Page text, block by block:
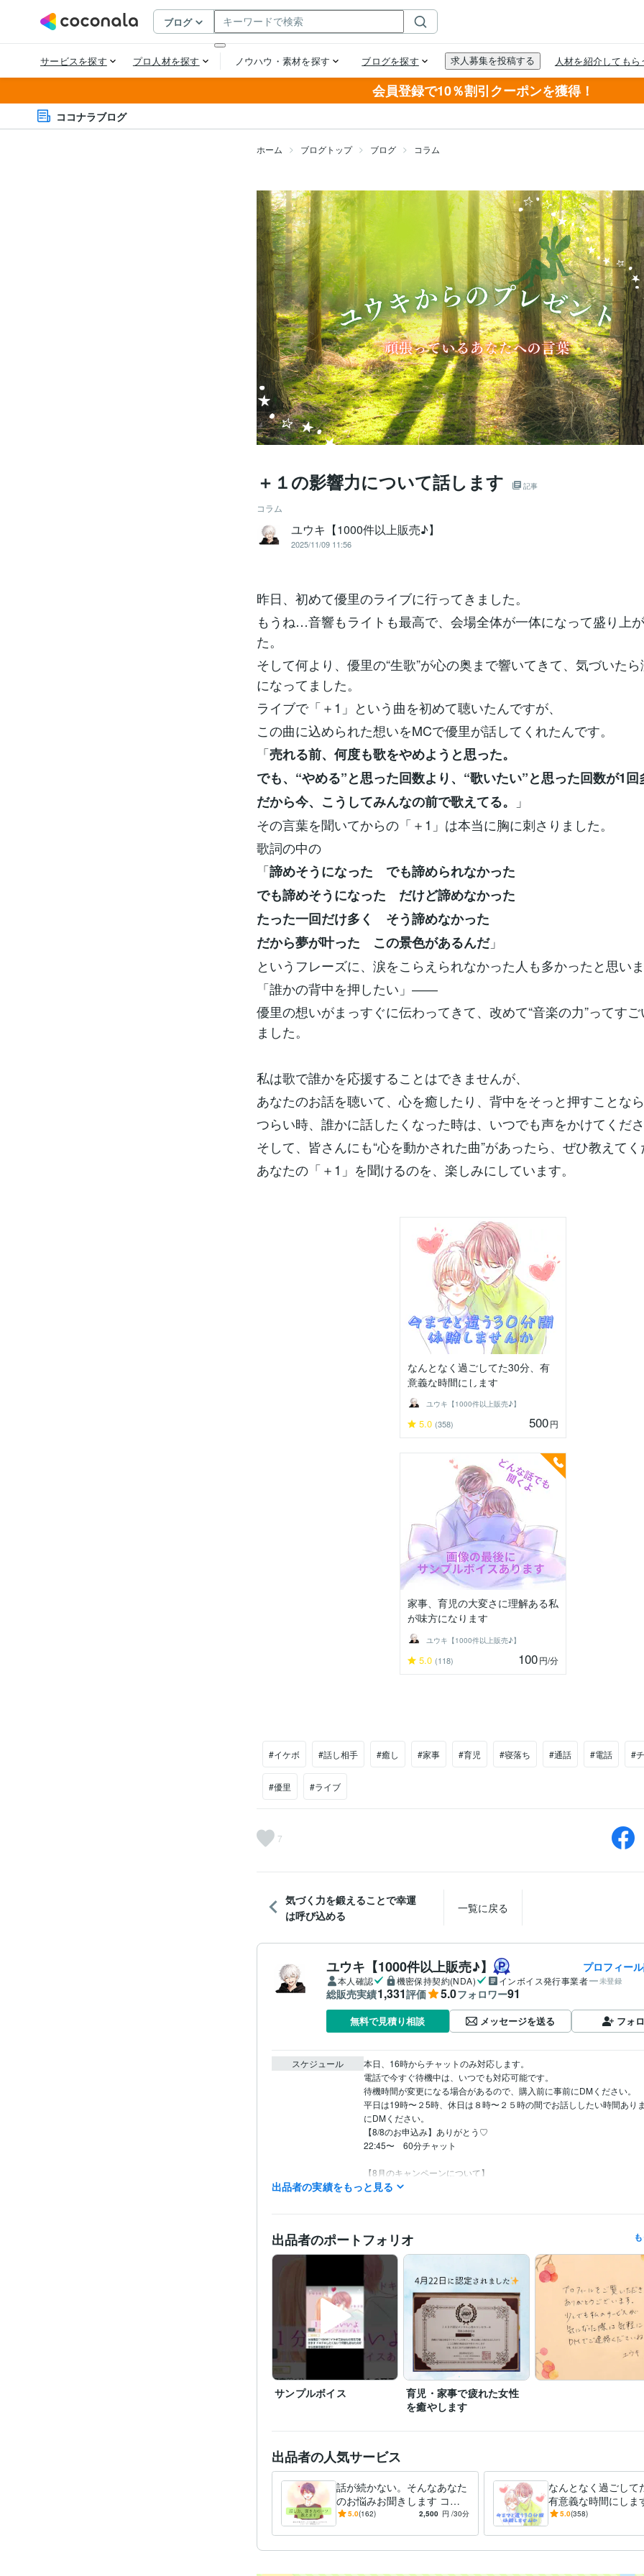
会員登録で10％割引クーポンを獲得！
ココナラブログ
ホーム ブログトップ ブログ コラム
＋１の影響力について話します 記事
コラム
ユウキ【1000件以上販売♪】
2025/11/09 11:56
昨日、初めて優里のライブに行ってきました。
もうね…音響もライトも最高で、会場全体が一体になって盛り上
た。
そして何より、優里の“生歌”が心の奥まで響いてきて、気づいた
になってました。
ライブで「＋1」という曲を初めて聴いたんですが、
この曲に込められた想いをMCで優里が話してくれたんです。
「売れる前、何度も歌をやめようと思った。
でも、“やめる”と思った回数より、“歌いたい”と思った回数が1
だから今、こうしてみんなの前で歌えてる。
」
その言葉を聞いてからの「＋1」は本当に胸に刺さりました。
歌詞の中の
「諦めそうになった でも諦められなかった
でも諦めそうになった だけど諦めなかった
たった一回だけ多く そう諦めなかった
だから夢が叶った この景色があるんだ」
というフレーズに、涙をこらえられなかった人も多かったと思い
「誰かの背中を押したい」――
優里の想いがまっすぐに伝わってきて、改めて“音楽の力”ってす
ました。
私は歌で誰かを応援することはできませんが、
あなたのお話を聴いて、心を癒したり、背中をそっと押すことな
つらい時、誰かに話したくなった時は、いつでも声をかけてくだ
そして、皆さんにも“心を動かされた曲”があったら、ぜひ教えて
あなたの「＋1」を聞けるのを、楽しみにしています。
なんとなく過ごしてた30分、有
意義な時間にします
ユウキ【1000件以上販売♪】
5.0 (358) 500円
家事、育児の大変さに理解ある私
が味方になります
ユウキ【1000件以上販売♪】
5.0 (118) 100円/分
#イケボ #話し相手 #癒し #家事 #育児 #寝落ち #通話 #電話 #
#優里 #ライブ
7
気づく力を鍛えることで幸運
は呼び込める
一覧に戻る
ユウキ【1000件以上販売♪】 プロフィー
本人確認 機密保持契約(NDA) インボイス発行事業者 未登録
総販売実績1,331評価 5.0フォロワー91
無料で見積り相談 メッセージを送る フォ
スケジュール
本日、16時からチャットのみ対応します。
電話で今すぐ待機中は、いつでも対応可能です。
待機時間が変更になる場合があるので、購入前に事前にDMください。
平日は19時〜２5時、休日は８時〜２５時の間でお話ししたい時間あり
にDMください。
【8/8のお申込み】ありがとう♡
22:45〜    60分チャット
【8月のキャンペーンについて】
◯出品者レッスンビデオチャット
サービスお気に入り登録いただいた方にはDMでクーポンをお送りしま
ご予約はプロフィールのメッセージからご連絡ください(^^)
気軽にご相談ください。
本業があるため、平日の昼間は返信が遅くなりますのでご了承ください
経験職種 営業 / 法人営業 経験年数 : 8年
経営・マネジメント / 経営企画・経営戦略 経験年数 : 8年
プラチナランク獲得⭐ 話し相手男性出品者チャット部門ランキング１
手男性出品者チャット部門ランキング１位、２位⭐ 話し相手男性出
部門ランキング１位、２位、３位⭐️ 話し相手男性出品者チャット部
１位〜３位⭐️ 話し相手男性出品者チャット部門ランキング１位⭐
男性出品者チャット部門ランキング１位〜３位⭐️
門ランキング１位⭐️ 話し相手男性出品者チャット部門ランキング1位
相手男性出品者チャット部門ランキング2位⭐️ 話し相手男性出品者チ
ンキング1位⭐️ 話し相手男性出品者チャット部門ランキング１位、2
し相手男性出品者チャット部門ランキング１位、3位⭐️ 話し相手男性
話し相手男性出品者チャット部門ランキン
出品者の実績をもっと見る
出品者のポートフォリオ
サンプルボイス
育児・家事で疲れた女性
を癒やします
出品者の人気サービス
話が続かない。そんなあなた
のお悩みお聞きします ココ
ナラ1000件以上販売実績の
5.0(162) 2,500 円 /30分
なんとなく過ごして
有意義な時間にしま
新規様大歓迎♡待ち
5.0(358)